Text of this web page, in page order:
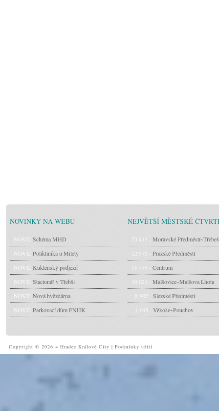
NOVINKY NA WEBU
NOVÉ: Schéma MHD
NOVÉ: Poliklinika u Milety
NOVÉ: Kuklenský podjezd
NOVÉ: Stacionář v Třebši
NOVÉ: Nová hvězdárna
NOVÉ: Parkovací dům FNHK
NEJVĚTŠÍ MĚSTSKÉ
23 413 - Moravské Předměstí~Třebeš
12 975 - Pražské Předměstí
11 779 - Centrum
10 021 - Malšovice~Malšova Lhota
8 982 - Slezské Předměstí
4 105 - Věkoše~Pouchov
Copyright © 2026 ~ Hradec Králové City | Podmínky užití